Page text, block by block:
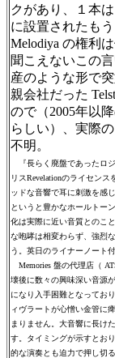
クがあり、１本
に設置されたも
Melodiya の権利
聞こえないこの
産のような形で
親会社だった
ので（2005年以
らしい）、実際
不明。
『長らく廃盤であったロ
リスRevelationのライセン
ッドな音響で耳に刺激を感
というと豊かなホールトー
化は実際に近い音質とのこ
な咆哮は相変わらず、強烈
う。英日のライナーノート付
Memories 盤の代理店（
壊後に数々の興味深い音源
になり入手困難となってお
ィヴラートが心憎い金管に
まりません。大音響に長け
す。タイミングが示すとお
的な演奏とも迫力で押し切